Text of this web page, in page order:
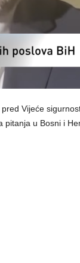
Vijeće
pitanja u Bosni i